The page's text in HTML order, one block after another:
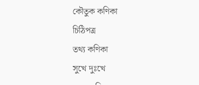
কৌতুক কণিকা
চিঠিপত্র
তথ্য কণিকা
সুখে দুঃখে